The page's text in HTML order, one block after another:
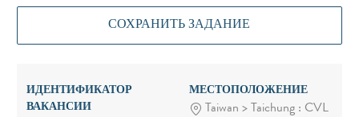
СОХРАНИТЬ ЗАДАНИЕ
ИДЕНТИФИКАТОР
ВАКАНСИИ
МЕСТОПОЛОЖЕНИЕ
Taiwan > Taichung : CVL